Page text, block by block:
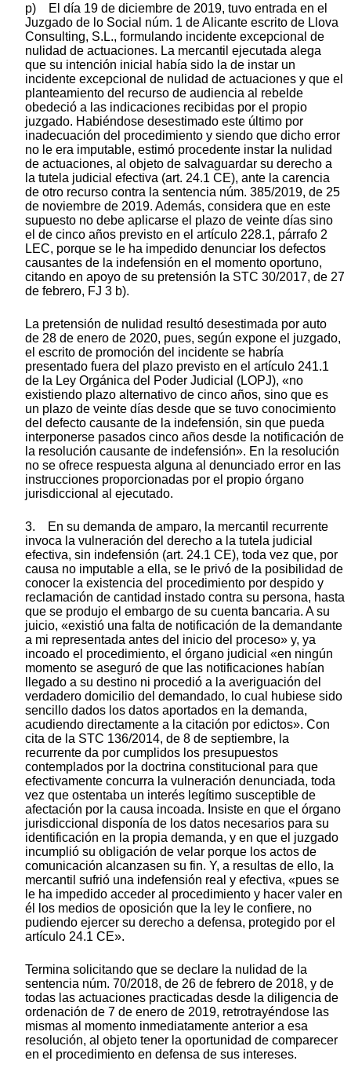
p) El día 19 de diciembre de 2019, tuvo entrada en el
Juzgado de lo Social núm. 1 de Alicante escrito de Llova
Consulting, S.L., formulando incidente excepcional de
nulidad de actuaciones. La mercantil ejecutada alega
que su intención inicial había sido la de instar un
incidente excepcional de nulidad de actuaciones y que el
planteamiento del recurso de audiencia al rebelde
obedeció a las indicaciones recibidas por el propio
juzgado. Habiéndose desestimado este último por
inadecuación del procedimiento y siendo que dicho error
no le era imputable, estimó procedente instar la nulidad
de actuaciones, al objeto de salvaguardar su derecho a
la tutela judicial efectiva (art. 24.1 CE), ante la carencia
de otro recurso contra la sentencia núm. 385/2019, de 25
de noviembre de 2019. Además, considera que en este
supuesto no debe aplicarse el plazo de veinte días sino
el de cinco años previsto en el artículo 228.1, párrafo 2
LEC, porque se le ha impedido denunciar los defectos
causantes de la indefensión en el momento oportuno,
citando en apoyo de su pretensión la STC 30/2017, de 27
de febrero, FJ 3 b).
La pretensión de nulidad resultó desestimada por auto
de 28 de enero de 2020, pues, según expone el juzgado,
el escrito de promoción del incidente se habría
presentado fuera del plazo previsto en el artículo 241.1
de la Ley Orgánica del Poder Judicial (LOPJ), «no
existiendo plazo alternativo de cinco años, sino que es
un plazo de veinte días desde que se tuvo conocimiento
del defecto causante de la indefensión, sin que pueda
interponerse pasados cinco años desde la notificación de
la resolución causante de indefensión». En la resolución
no se ofrece respuesta alguna al denunciado error en las
instrucciones proporcionadas por el propio órgano
jurisdiccional al ejecutado.
3. En su demanda de amparo, la mercantil recurrente
invoca la vulneración del derecho a la tutela judicial
efectiva, sin indefensión (art. 24.1 CE), toda vez que, por
causa no imputable a ella, se le privó de la posibilidad de
conocer la existencia del procedimiento por despido y
reclamación de cantidad instado contra su persona, hasta
que se produjo el embargo de su cuenta bancaria. A su
juicio, «existió una falta de notificación de la demandante
a mi representada antes del inicio del proceso» y, ya
incoado el procedimiento, el órgano judicial «en ningún
momento se aseguró de que las notificaciones habían
llegado a su destino ni procedió a la averiguación del
verdadero domicilio del demandado, lo cual hubiese sido
sencillo dados los datos aportados en la demanda,
acudiendo directamente a la citación por edictos». Con
cita de la STC 136/2014, de 8 de septiembre, la
recurrente da por cumplidos los presupuestos
contemplados por la doctrina constitucional para que
efectivamente concurra la vulneración denunciada, toda
vez que ostentaba un interés legítimo susceptible de
afectación por la causa incoada. Insiste en que el órgano
jurisdiccional disponía de los datos necesarios para su
identificación en la propia demanda, y en que el juzgado
incumplió su obligación de velar porque los actos de
comunicación alcanzasen su fin. Y, a resultas de ello, la
mercantil sufrió una indefensión real y efectiva, «pues se
le ha impedido acceder al procedimiento y hacer valer en
él los medios de oposición que la ley le confiere, no
pudiendo ejercer su derecho a defensa, protegido por el
artículo 24.1 CE».
Termina solicitando que se declare la nulidad de la
sentencia núm. 70/2018, de 26 de febrero de 2018, y de
todas las actuaciones practicadas desde la diligencia de
ordenación de 7 de enero de 2019, retrotrayéndose las
mismas al momento inmediatamente anterior a esa
resolución, al objeto tener la oportunidad de comparecer
en el procedimiento en defensa de sus intereses.